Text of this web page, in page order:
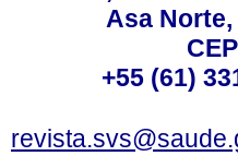
Asa
+55 (61)